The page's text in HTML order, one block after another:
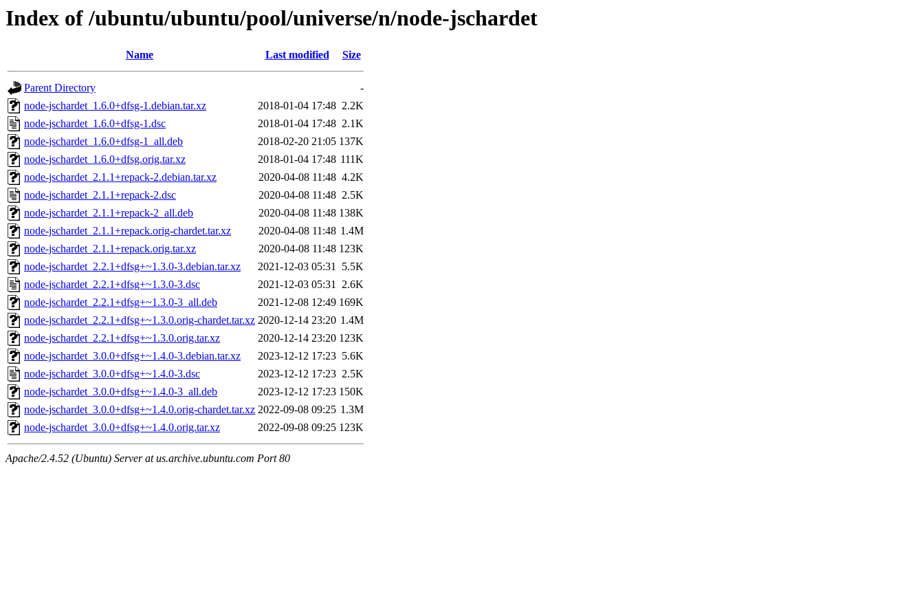
Index of /ubuntu/ubuntu/pool/universe/n/node-jschardet
Name Last modified Size
Parent Directory
-
node-jschardet_1.6.0+dfsg-1.debian.tar.xz
2018-01-04 17:48 2.2K
node-jschardet_1.6.0+dfsg-1.dsc
2018-01-04 17:48 2.1K
node-jschardet_1.6.0+dfsg-1_all.deb
2018-02-20 21:05 137K
node-jschardet_1.6.0+dfsg.orig.tar.xz
2018-01-04 17:48 111K
node-jschardet_2.1.1+repack-2.debian.tar.xz
2020-04-08 11:48 4.2K
node-jschardet_2.1.1+repack-2.dsc
2020-04-08 11:48 2.5K
node-jschardet_2.1.1+repack-2_all.deb
2020-04-08 11:48 138K
node-jschardet_2.1.1+repack.orig-chardet.tar.xz
2020-04-08 11:48 1.4M
node-jschardet_2.1.1+repack.orig.tar.xz
2020-04-08 11:48 123K
node-jschardet_2.2.1+dfsg+~1.3.0-3.debian.tar.xz
2021-12-03 05:31 5.5K
node-jschardet_2.2.1+dfsg+~1.3.0-3.dsc
2021-12-03 05:31 2.6K
node-jschardet_2.2.1+dfsg+~1.3.0-3_all.deb
2021-12-08 12:49 169K
node-jschardet_2.2.1+dfsg+~1.3.0.orig-chardet.tar.xz 2020-12-14 23:20 1.4M
node-jschardet_2.2.1+dfsg+~1.3.0.orig.tar.xz
2020-12-14 23:20 123K
node-jschardet_3.0.0+dfsg+~1.4.0-3.debian.tar.xz
2023-12-12 17:23 5.6K
node-jschardet_3.0.0+dfsg+~1.4.0-3.dsc
2023-12-12 17:23 2.5K
node-jschardet_3.0.0+dfsg+~1.4.0-3_all.deb
2023-12-12 17:23 150K
node-jschardet_3.0.0+dfsg+~1.4.0.orig-chardet.tar.xz 2022-09-08 09:25 1.3M
node-jschardet_3.0.0+dfsg+~1.4.0.orig.tar.xz
2022-09-08 09:25 123K
Apache/2.4.52 (Ubuntu) Server at us.archive.ubuntu.com Port 80